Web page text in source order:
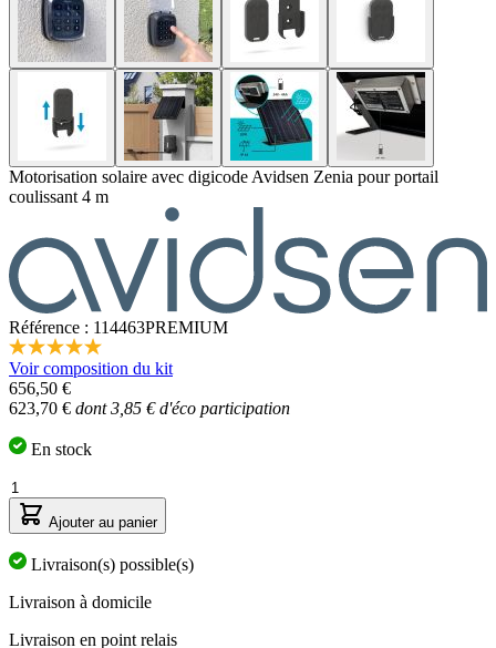
Motorisation solaire avec digicode Avidsen Zenia pour portail
coulissant 4 m
Référence : 114463PREMIUM
5.0
étoiles
sur
5,
de
la
note
moyenne.
Read
3
Reviews.
Lien
la
page.
Voir composition du kit
Le
prix
des
choisies
623,70 € dont 3,85 € d'éco participation
656,50 €
En stock
Quantité
Ajouter au panier
Livraison(s) possible(s)
Livraison à domicile
Livraison en point relais